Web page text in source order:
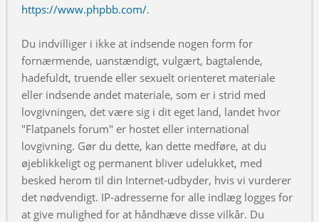
https://www.phpbb.com/.
Du indvilliger i ikke at indsende nogen form for
fornærmende, uanstændigt, vulgært, bagtalende,
hadefuldt, truende eller sexuelt orienteret materiale
eller indsende andet materiale, som er i strid med
lovgivningen, det være sig i dit eget land, landet hvor
"Flatpanels forum" er hostet eller international
lovgivning. Gør du dette, kan dette medføre, at du
øjeblikkeligt og permanent bliver udelukket, med
besked herom til din Internet-udbyder, hvis vi vurderer
det nødvendigt. IP-adresserne for alle indlæg logges for
at give mulighed for at håndhæve disse vilkår. Du